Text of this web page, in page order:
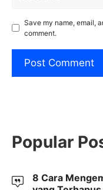
Save my name, email,
comment.
Popular
8 Cara